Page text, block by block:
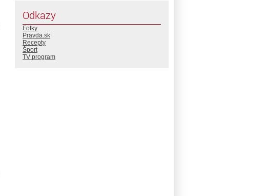
Odkazy
Fotky
Pravda.sk
Recepty
Šport
TV program